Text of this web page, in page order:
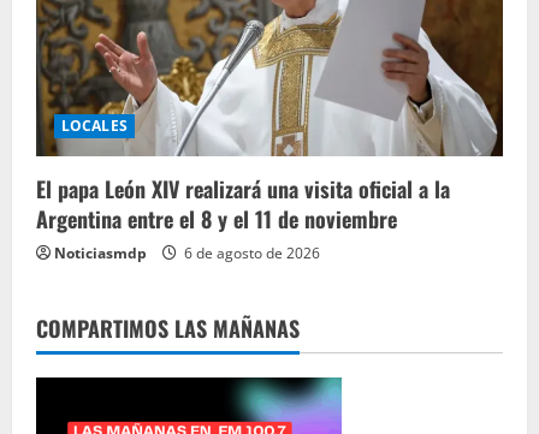
LOCALES
El papa León XIV realizará una visita oficial a la
Argentina entre el 8 y el 11 de noviembre
Noticiasmdp 6 de agosto de 2026
COMPARTIMOS LAS MAÑANAS